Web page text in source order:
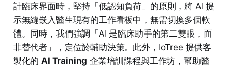
計臨床界面時，堅持「低認知負荷」的原則，將 AI 提
示無縫嵌入醫生現有的工作看板中，無需切換多個軟
體。同時，我們強調「AI 是臨床助手的第二雙眼，而
非替代者」，定位於輔助決策。此外，IoTree 提供客
製化的AI Training 企業培訓課程與工作坊，幫助醫